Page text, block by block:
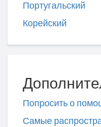
Португальский
Корейский
Попросить о
Самые